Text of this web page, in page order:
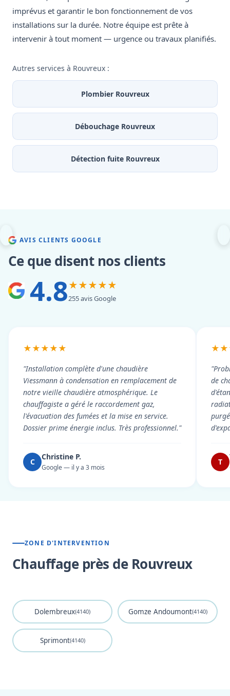
imprévus et garantir le bon fonctionnement de vos
installations sur la durée. Notre équipe est prête à
intervenir à tout moment — urgence ou travaux planifiés.
Autres services à Rouvreux :
Plombier Rouvreux
Débouchage Rouvreux
Détection fuite Rouvreux
AVIS CLIENTS GOOGLE
Ce que disent nos clients
4.8★★★★★
255 avis Google
★★★★★
"Installation complète d'une chaudière
Viessmann à condensation en remplacement de
notre vieille chaudière atmosphérique. Le
chauffagiste a géré le raccordement gaz,
l'évacuation des fumées et la mise en service.
Dossier prime énergie inclus. Très professionnel."
C
Christine P.
Google — il y a 3 mois
de
T
ZONE D'INTERVENTION
Chauffage près de Rouvreux
Dolembreux(4140) Gomze Andoumont(4140)
Sprimont(4140)